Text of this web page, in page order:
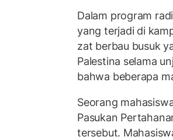
Dalam program
yang terjadi di
zat berbau busuk
Palestina selama
bahwa beberapa
Seorang
Pasukan
tersebut.